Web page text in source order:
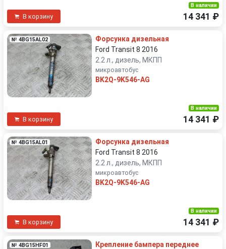
В корзину
В наличии
14 341 ₽
№ 4BG15AL02
Форсунка дизельная
Ford Transit 8 2016
2.2 л., дизель, МКПП
микроавтобус
BK2Q-9K546-AG
В корзину
В наличии
14 341 ₽
№ 4BG15AL01
Форсунка дизельная
Ford Transit 8 2016
2.2 л., дизель, МКПП
микроавтобус
BK2Q-9K546-AG
В корзину
В наличии
14 341 ₽
№ 4BG15HF01
Крепление бампера переднее